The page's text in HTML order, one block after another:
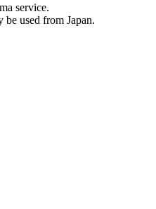
service.
used from Japan.